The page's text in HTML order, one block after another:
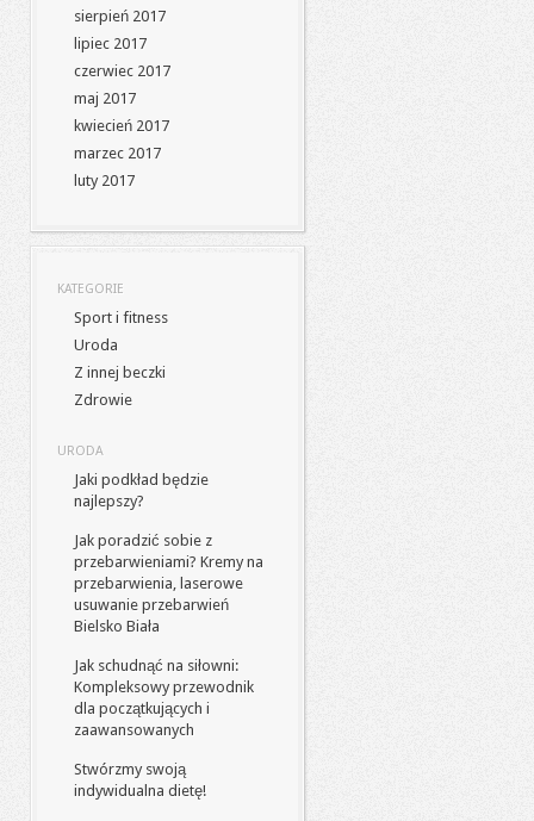
sierpień 2017
lipiec 2017
czerwiec 2017
maj 2017
kwiecień 2017
marzec 2017
luty 2017
KATEGORIE
Sport i fitness
Uroda
Z innej beczki
Zdrowie
URODA
Jaki podkład będzie
najlepszy?
Jak poradzić sobie z
przebarwieniami? Kremy na
przebarwienia, laserowe
usuwanie przebarwień
Bielsko Biała
Jak schudnąć na siłowni:
Kompleksowy przewodnik
dla początkujących i
zaawansowanych
Stwórzmy swoją
indywidualna dietę!